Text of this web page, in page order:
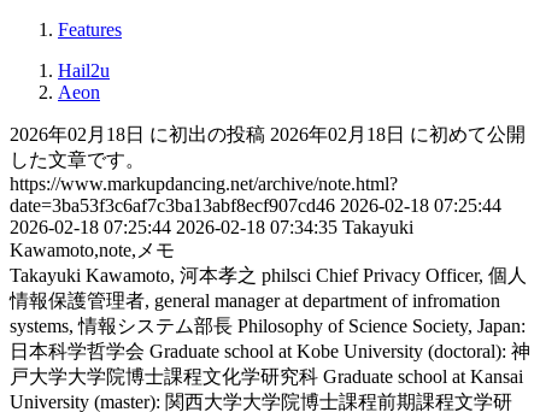
Features
Hail2u
Aeon
2026年02月18日 に初出の投稿 2026年02月18日 に初めて公開
した文章です。
https://www.markupdancing.net/archive/note.html?
date=3ba53f3c6af7c3ba13abf8ecf907cd46 2026-02-18 07:25:44
2026-02-18 07:25:44 2026-02-18 07:34:35 Takayuki
Kawamoto,note,メモ
Takayuki Kawamoto, 河本孝之 philsci Chief Privacy Officer, 個人
情報保護管理者, general manager at department of infromation
systems, 情報システム部長 Philosophy of Science Society, Japan:
日本科学哲学会 Graduate school at Kobe University (doctoral): 神
戸大学大学院博士課程文化学研究科 Graduate school at Kansai
University (master): 関西大学大学院博士課程前期課程文学研